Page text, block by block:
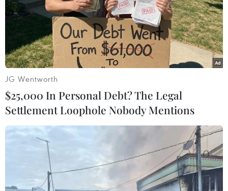
Các đại biểu dự Hội nghị. (Ảnh: Mạnh Tú/TTXVN)
Đến nay đã giải quyết chế độ nghỉ theo các nghị
định cho hơn 800 cán bộ, công chức, viên chức;
đồng thời hoàn thành việc giao biên chế, vị trí
JG Wentworth
$25,000 In Personal Debt? The Legal
Settlement Loophole Nobody Mentions